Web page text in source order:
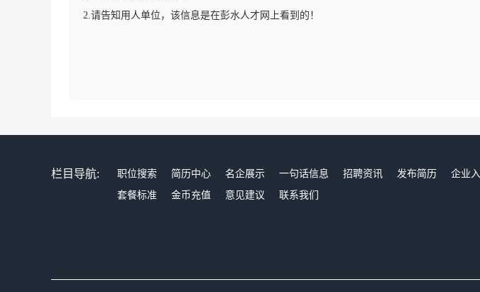
2.请告知用人单位，该信息是在彭水人才网上看到的！
栏目导航: 职位搜索 简历中心 名企展示 一句话信息 招聘资讯 发布简历 企业
套餐标准
金币充值 意见建议 联系我们